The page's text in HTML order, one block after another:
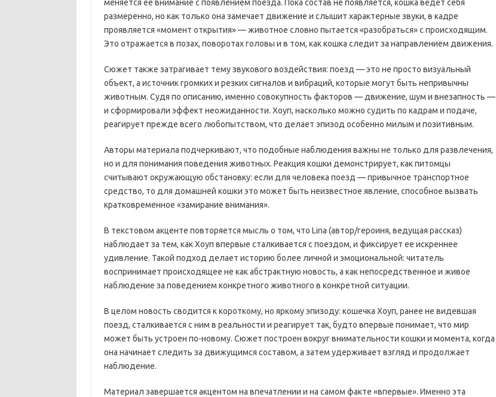
меняется ее внимание с появлением поезда. Пока состав не появляется, кошка ведет себя
размеренно, но как только она замечает движение и слышит характерные звуки, в кадре
проявляется «момент открытия» — животное словно пытается «разобраться» с происходящим.
Это отражается в позах, поворотах головы и в том, как кошка следит за направлением движения.
Сюжет также затрагивает тему звукового воздействия: поезд — это не просто визуальный
объект, а источник громких и резких сигналов и вибраций, которые могут быть непривычны
животным. Судя по описанию, именно совокупность факторов — движение, шум и внезапность —
и сформировали эффект неожиданности. Хоуп, насколько можно судить по кадрам и подаче,
реагирует прежде всего любопытством, что делает эпизод особенно милым и позитивным.
Авторы материала подчеркивают, что подобные наблюдения важны не только для развлечения,
но и для понимания поведения животных. Реакция кошки демонстрирует, как питомцы
считывают окружающую обстановку: если для человека поезд — привычное транспортное
средство, то для домашней кошки это может быть неизвестное явление, способное вызвать
кратковременное «замирание внимания».
В текстовом акценте повторяется мысль о том, что Lina (автор/героиня, ведущая рассказ)
наблюдает за тем, как Хоуп впервые сталкивается с поездом, и фиксирует ее искреннее
удивление. Такой подход делает историю более личной и эмоциональной: читатель
воспринимает происходящее не как абстрактную новость, а как непосредственное и живое
наблюдение за поведением конкретного животного в конкретной ситуации.
В целом новость сводится к короткому, но яркому эпизоду: кошечка Хоуп, ранее не видевшая
поезд, сталкивается с ним в реальности и реагирует так, будто впервые понимает, что мир
может быть устроен по-новому. Сюжет построен вокруг внимательности кошки и момента, когда
она начинает следить за движущимся составом, а затем удерживает взгляд и продолжает
наблюдение.
Материал завершается акцентом на впечатлении и на самом факте «впервые». Именно эта